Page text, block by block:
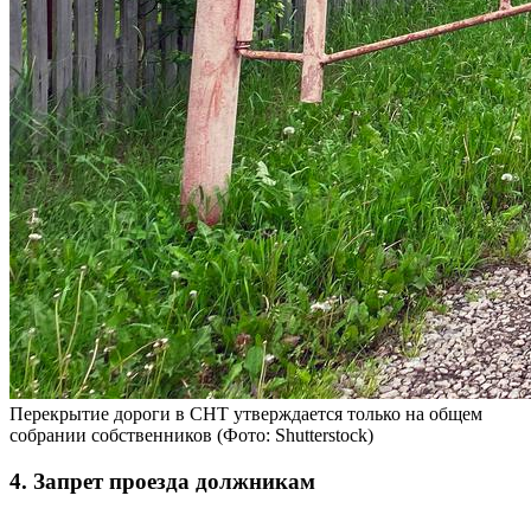
Перекрытие дороги в СНТ утверждается только на общем
собрании собственников (Фото: Shutterstock)
4. Запрет проезда должникам